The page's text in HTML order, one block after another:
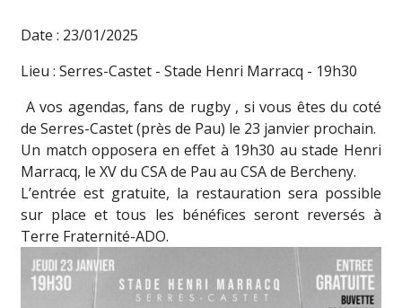
Date : 23/01/2025
Lieu : Serres-Castet - Stade Henri Marracq - 19h30
A vos agendas, fans de rugby , si vous êtes du coté
de Serres-Castet (près de Pau) le 23 janvier prochain.
Un match opposera en effet à 19h30 au stade Henri
Marracq, le XV du CSA de Pau au CSA de Bercheny.
L’entrée est gratuite, la restauration sera possible
sur place et tous les bénéfices seront reversés à
Terre Fraternité-ADO.